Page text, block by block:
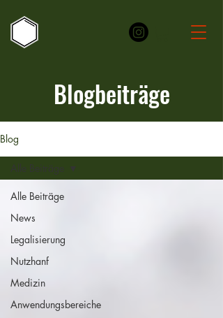
Blogbeiträge
Blog
Alle Beiträge
News
Legalisierung
Nutzhanf
Medizin
Anwendungsbereiche
Alle Beiträge